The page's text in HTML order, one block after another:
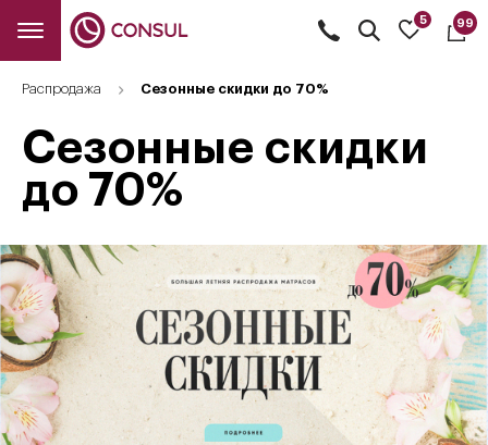
5 99
Распродажа Сезонные скидки до 70%
Сезонные скидки
до 70%